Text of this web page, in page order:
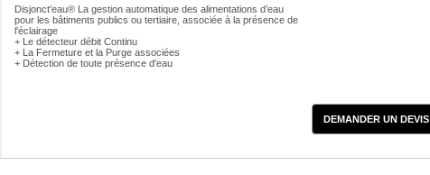
DEMANDER UN DEVIS
Disjonct'eau® La gestion automatique des alimentations d’eau
pour les bâtiments publics ou tertiaire, associée à la présence de
l'éclairage
+ Le détecteur débit Continu
+ La Fermeture et la Purge associées
+ Détection de toute présence d'eau